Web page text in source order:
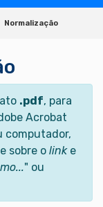
Normalização
.pdf, para
Acrobat
computador,
sobre o linke
" ou